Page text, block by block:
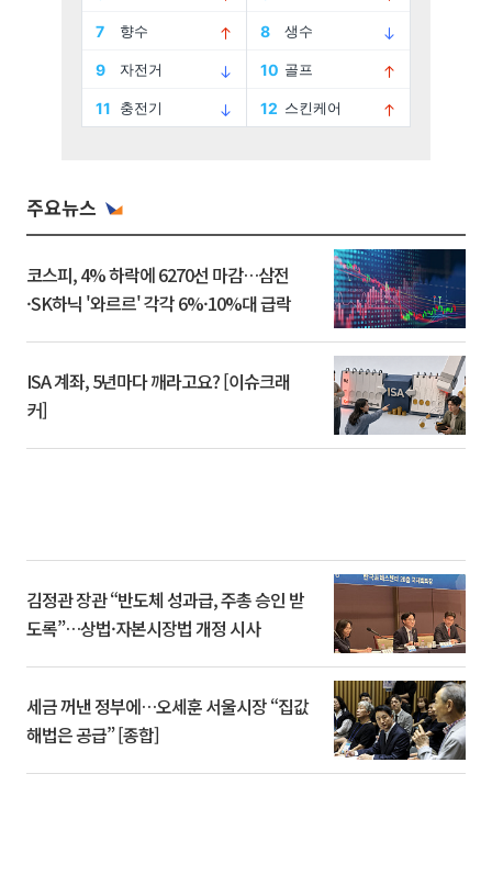
주요뉴스
코스피, 4% 하락에 6270선 마감…삼전
·SK하닉 '와르르' 각각 6%·10%대 급락
ISA 계좌, 5년마다 깨라고요? [이슈크래
커]
김정관 장관 “반도체 성과급, 주총 승인 받
도록”…상법·자본시장법 개정 시사
세금 꺼낸 정부에…오세훈 서울시장 “집값
해법은 공급” [종합]